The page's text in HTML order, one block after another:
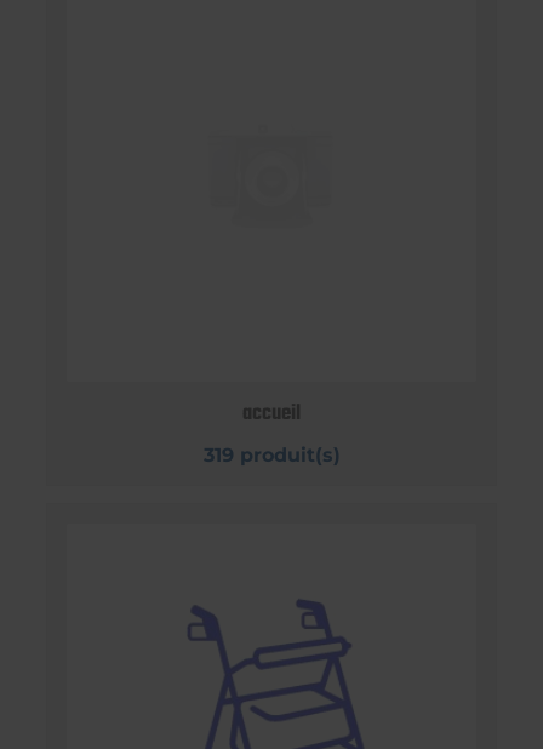
accueil
319 produit(s)